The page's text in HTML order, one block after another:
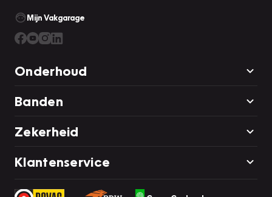
Mijn Vakgarage
Onderhoud
Banden
Zekerheid
Klantenservice